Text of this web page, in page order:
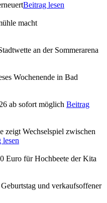
Beitrag lesen
macht
an der Sommerarena
Wochenende in Bad
ab sofort möglich Beitrag
zeigt Wechselspiel zwischen
lesen
Euro für Hochbeete der Kita
und verkaufsoffener